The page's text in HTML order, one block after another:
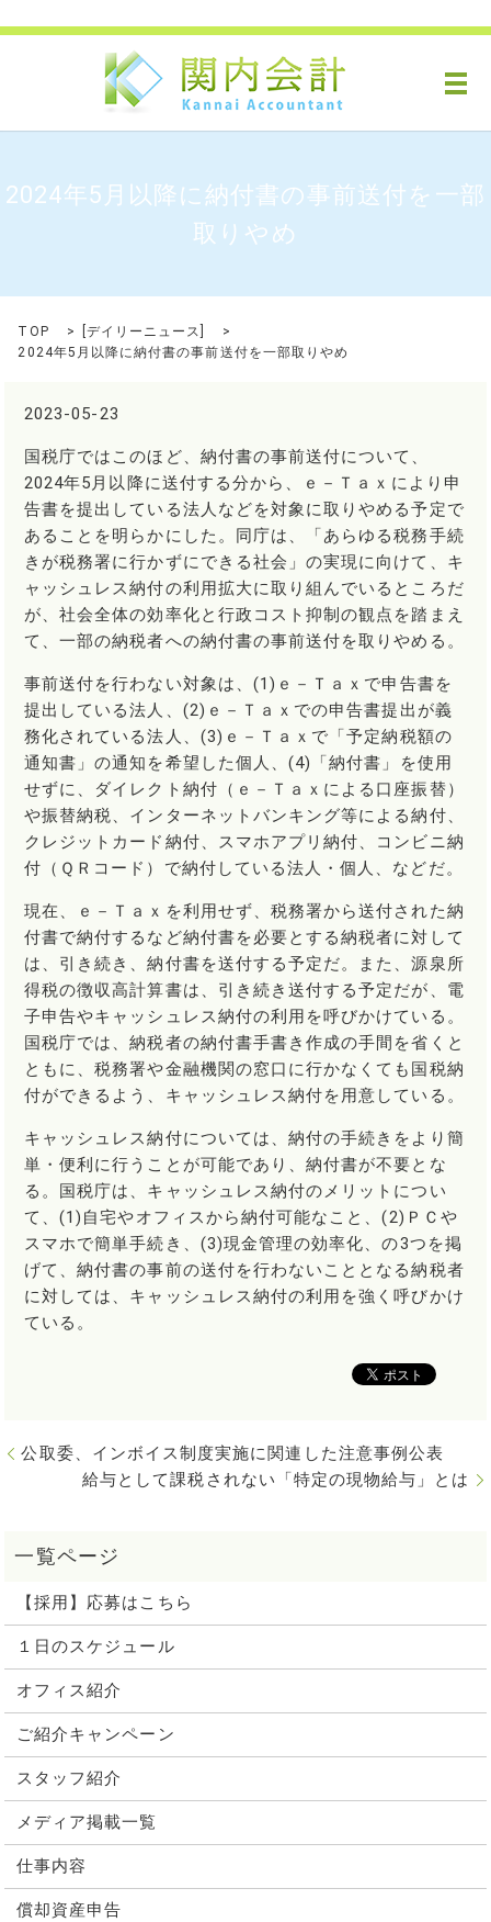
メ
2024年5月以降に納付書の事前送付を一部
取りやめ
TOP デイリーニュース
2024年5月以降に納付書の事前送付を一部取りやめ
2023-05-23
国税庁ではこのほど、納付書の事前送付について、
2024年5月以降に送付する分から、ｅ－Ｔａｘにより申
告書を提出している法人などを対象に取りやめる予定で
あることを明らかにした。同庁は、「あらゆる税務手続
きが税務署に行かずにできる社会」の実現に向けて、キ
ャッシュレス納付の利用拡大に取り組んでいるところだ
が、社会全体の効率化と行政コスト抑制の観点を踏まえ
て、一部の納税者への納付書の事前送付を取りやめる。
事前送付を行わない対象は、(1)ｅ－Ｔａｘで申告書を
提出している法人、(2)ｅ－Ｔａｘでの申告書提出が義
務化されている法人、(3)ｅ－Ｔａｘで「予定納税額の
通知書」の通知を希望した個人、(4)「納付書」を使用
せずに、ダイレクト納付（ｅ－Ｔａｘによる口座振替）
や振替納税、インターネットバンキング等による納付、
クレジットカード納付、スマホアプリ納付、コンビニ納
付（ＱＲコード）で納付している法人・個人、などだ。
現在、ｅ－Ｔａｘを利用せず、税務署から送付された納
付書で納付するなど納付書を必要とする納税者に対して
は、引き続き、納付書を送付する予定だ。また、源泉所
得税の徴収高計算書は、引き続き送付する予定だが、電
子申告やキャッシュレス納付の利用を呼びかけている。
国税庁では、納税者の納付書手書き作成の手間を省くと
ともに、税務署や金融機関の窓口に行かなくても国税納
付ができるよう、キャッシュレス納付を用意している。
キャッシュレス納付については、納付の手続きをより簡
単・便利に行うことが可能であり、納付書が不要とな
る。国税庁は、キャッシュレス納付のメリットについ
て、(1)自宅やオフィスから納付可能なこと、(2)ＰＣや
スマホで簡単手続き、(3)現金管理の効率化、の3つを掲
げて、納付書の事前の送付を行わないこととなる納税者
に対しては、キャッシュレス納付の利用を強く呼びかけ
ている。
公取委、インボイス制度実施に関連した注意事例公表
給与として課税されない「特定の現物給与」とは
【採用】応募はこちら
１日のスケジュール
オフィス紹介
ご紹介キャンペーン
スタッフ紹介
メディア掲載一覧
仕事内容
償却資産申告